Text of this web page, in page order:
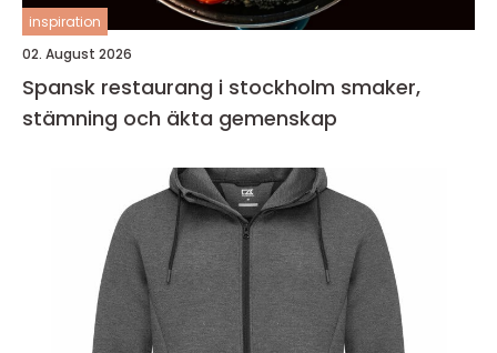
inspiration
02. August 2026
Spansk restaurang i stockholm smaker,
stämning och äkta gemenskap